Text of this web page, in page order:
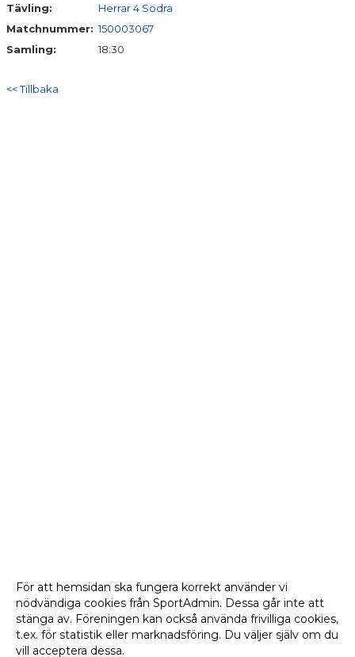
MERCH
Tävling:
Herrar 4 Södra
Matchnummer: 150003067
Samling:
18:30
<< Tillbaka
För att hemsidan ska fungera korrekt använder vi
nödvändiga cookies från SportAdmin. Dessa går inte att
stänga av. Föreningen kan också använda frivilliga cookies,
t.ex. för statistik eller marknadsföring. Du väljer själv om du
vill acceptera dessa.